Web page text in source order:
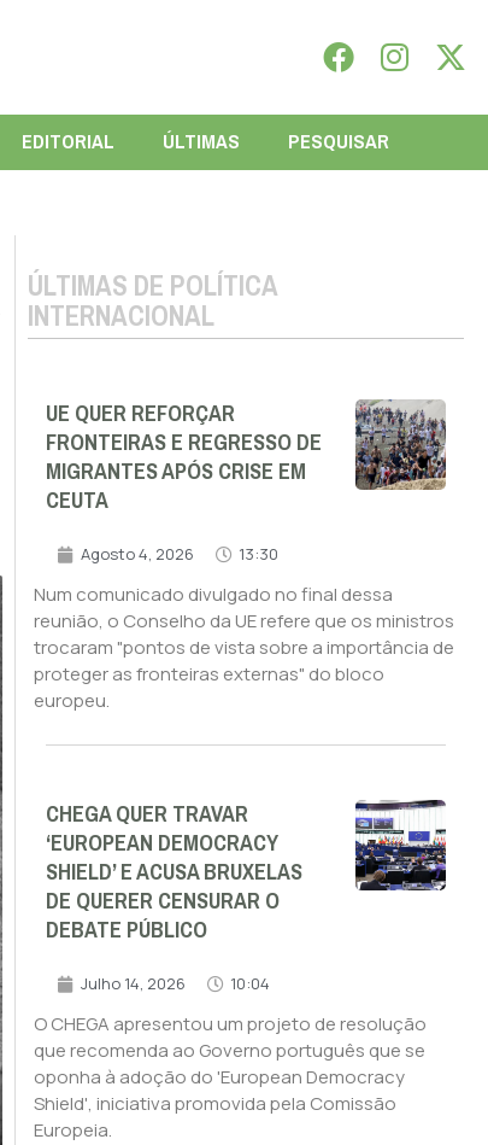
EDITORIAL ÚLTIMAS PESQUISAR
ÚLTIMAS DE POLÍTICA
INTERNACIONAL
UE QUER REFORÇAR
FRONTEIRAS E REGRESSO DE
MIGRANTES APÓS CRISE EM
CEUTA
Agosto 4, 2026 13:30
Num comunicado divulgado no final dessa
reunião, o Conselho da UE refere que os ministros
trocaram "pontos de vista sobre a importância de
proteger as fronteiras externas" do bloco
europeu.
CHEGA QUER TRAVAR
‘EUROPEAN DEMOCRACY
SHIELD’ E ACUSA BRUXELAS
DE QUERER CENSURAR O
DEBATE PÚBLICO
Julho 14, 2026 10:04
O CHEGA apresentou um projeto de resolução
que recomenda ao Governo português que se
oponha à adoção do 'European Democracy
Shield', iniciativa promovida pela Comissão
Europeia.